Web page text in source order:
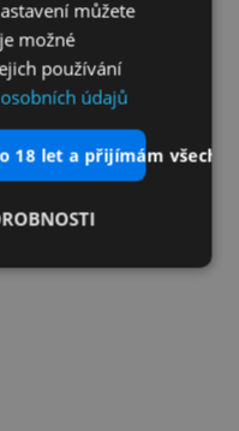
můžete
možné
používání
údajů
18 let a přijímám